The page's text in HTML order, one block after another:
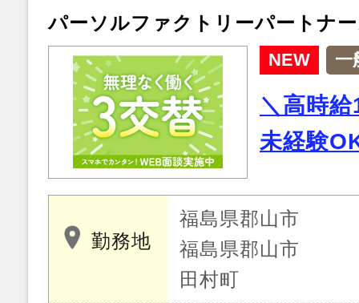
パーソルファクトリーパートナ
NEW 一
＼高時
未経験
勤務地
福島県郡山市
福島県郡山市
田村町